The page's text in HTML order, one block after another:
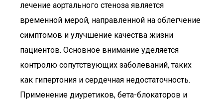
лечение аортального стеноза является
временной мерой, направленной на облегчение
симптомов и улучшение качества жизни
пациентов. Основное внимание уделяется
контролю сопутствующих заболеваний, таких
как гипертония и сердечная недостаточность.
Применение диуретиков, бета-блокаторов и